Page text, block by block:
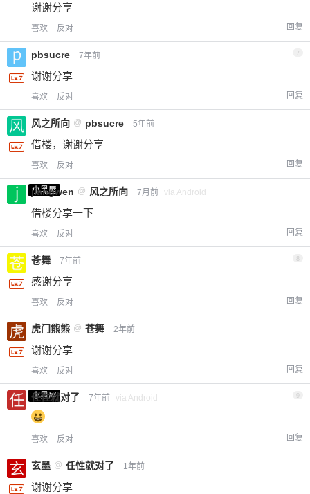
谢谢分享
喜欢 反对 回复
pbsucre 7年前 7
谢谢分享
喜欢 反对 回复
风之所向 @ pbsucre 5年前
借楼，谢谢分享
喜欢 反对 回复
小黑屋
jiangwen @ 风之所向 7月前 via Android
借楼分享一下
喜欢 反对 回复
苍舞 7年前
感谢分享
喜欢 反对 回复
虎门熊熊 @ 苍舞 2年前
谢谢分享
喜欢 反对 回复
小黑屋
任性就对了 7年前 via Android 9
喜欢 反对 回复
玄墨 @ 任性就对了 1年前
谢谢分享